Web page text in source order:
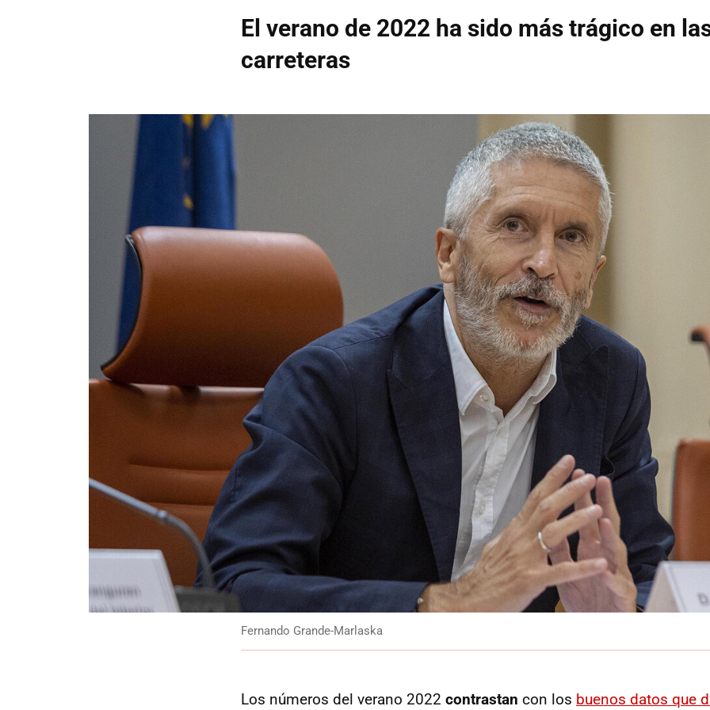
El verano de 2022 ha sido más trágico en
carreteras
Fernando Grande-Marlaska
Los números del verano 2022 contrastan con los buenos datos que